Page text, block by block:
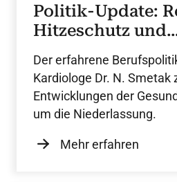
Politik-Update:
Hitzeschutz und
Machtmissbrauch
Der erfahrene
Kardiologe Dr. N. Smetak
Entwicklungen der
um die Niederlassung.
Mehr erfahren